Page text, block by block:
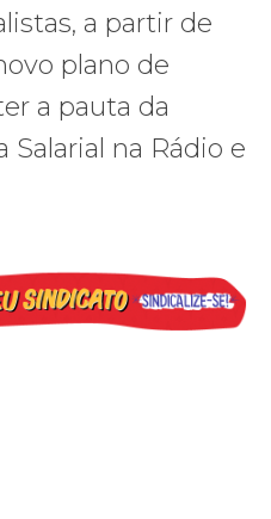
a partir de
plano de
a pauta da
na Rádio e